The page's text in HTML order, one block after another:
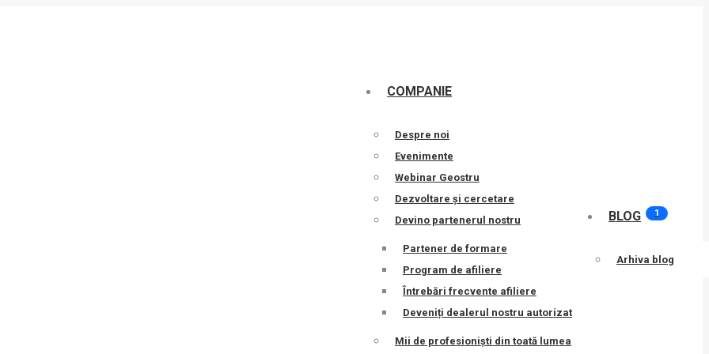
COMPANIE
Despre noi
Evenimente
Webinar Geostru
Dezvoltare și cercetare
Devino partenerul nostru
Partener de formare
Program de afiliere
Întrebări frecvente afiliere
Deveniți dealerul nostru autorizat
Mii de profesioniști din toată lumea
BLOG 1
Arhiva blog